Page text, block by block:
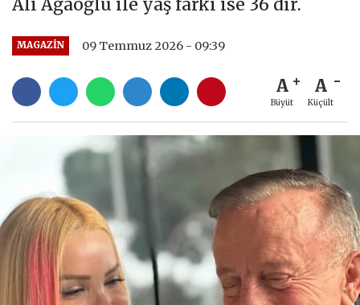
Ali Ağaoğlu ile yaş farkı ise 36 dır.
MAGAZIN 09 Temmuz 2026 - 09:39
A
Büyüt
A
Küçült